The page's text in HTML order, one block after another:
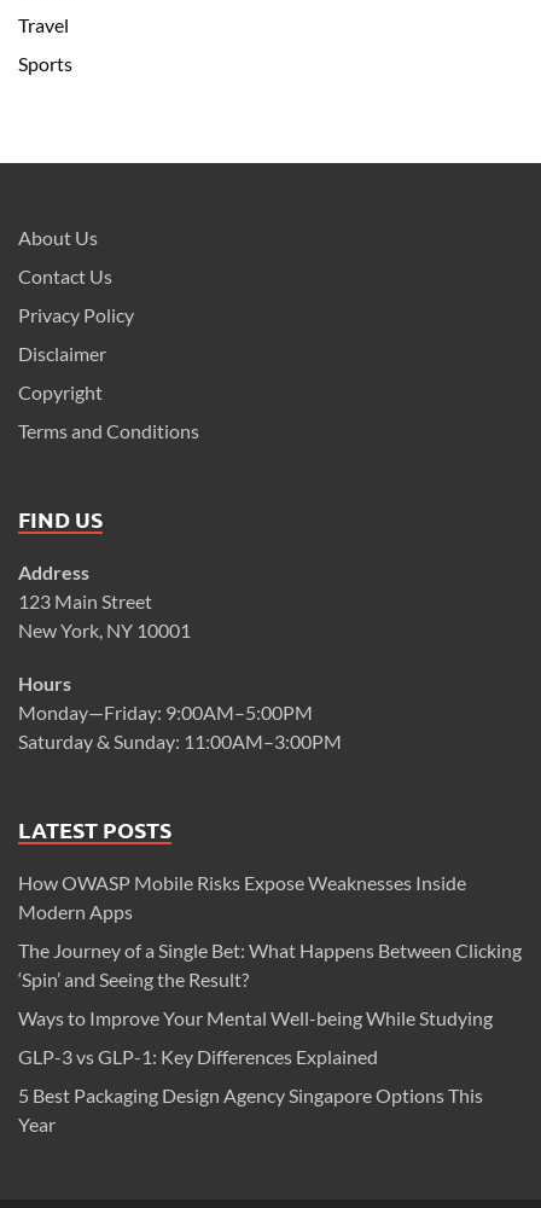
Travel
Sports
About Us
Contact Us
Privacy Policy
Disclaimer
Copyright
Terms and Conditions
FIND US
Address
123 Main Street
New York, NY 10001
Hours
Monday—Friday: 9:00AM–5:00PM
Saturday & Sunday: 11:00AM–3:00PM
LATEST POSTS
How OWASP Mobile Risks Expose Weaknesses Inside
Modern Apps
The Journey of a Single Bet: What Happens Between Clicking
‘Spin’ and Seeing the Result?
Ways to Improve Your Mental Well-being While Studying
GLP-3 vs GLP-1: Key Differences Explained
5 Best Packaging Design Agency Singapore Options This
Year